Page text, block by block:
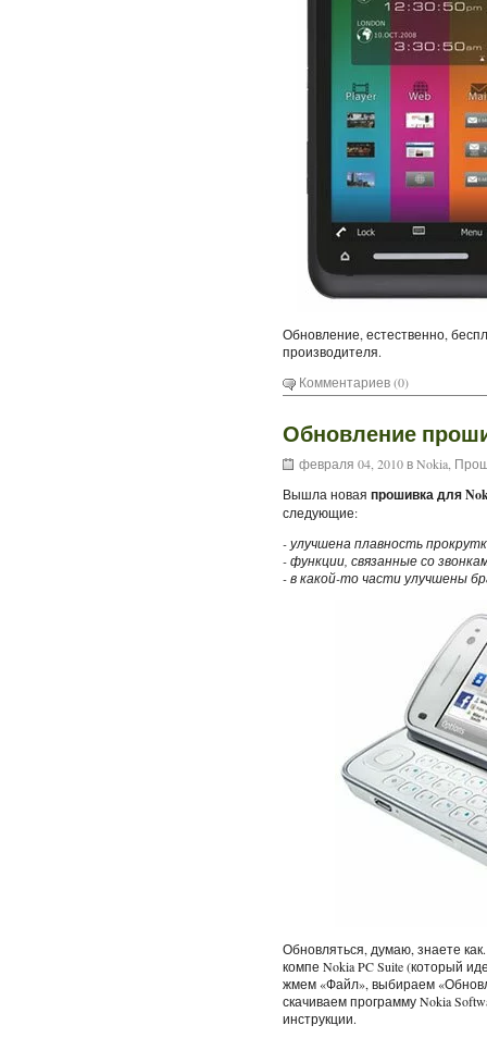
Обновление, естественно,
производителя.
Комментариев (0)
Обновление
февраля 04, 2010 вNokia
Вышла новая прошивка для
следующие:
- улучшена плавность
- функции, связанные со
- в какой-то части улучшены
Обновляться, думаю, знаете
компе Nokia PC Suite (который
жмем «Файл», выбираем
скачиваем программу Nokia
инструкции.